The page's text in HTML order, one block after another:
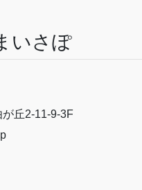
いさぽ
丘2-11-9-3F